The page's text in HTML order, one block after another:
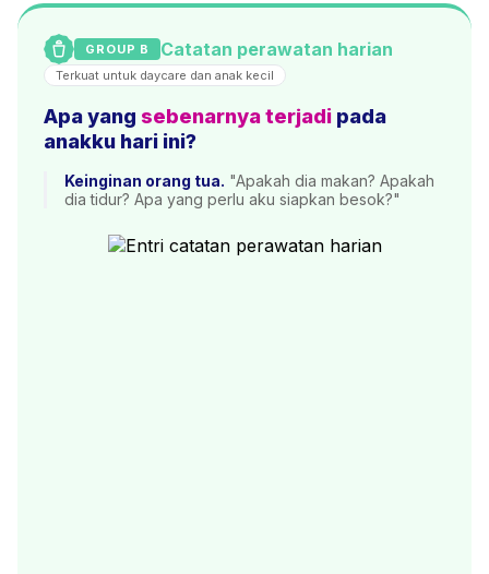
GROUP B Catatan perawatan harian
Terkuat untuk daycare dan anak kecil
Apa yang sebenarnya terjadi pada
anakku hari ini?
Keinginan orang tua. "Apakah dia makan? Apakah
dia tidur? Apa yang perlu aku siapkan besok?"